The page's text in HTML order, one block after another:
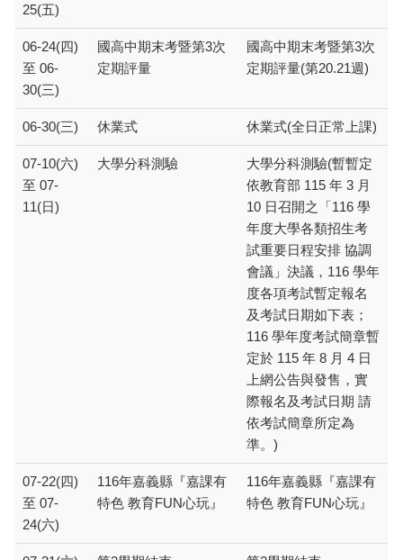
25(五)
06-24(四)
至 06-
30(三)
國高中期末考暨第3次
定期評量
國高中期末考暨第3次
定期評量(第20.21週)
06-30(三) 休業式 休業式(全日正常上課)
07-10(六)
至 07-
11(日)
大學分科測驗
大學分科測驗(暫暫定
依教育部 115 年 3 月
10 日召開之「116 學
年度大學各類招生考
試重要日程安排 協調
會議」決議，116 學年
度各項考試暫定報名
及考試日期如下表；
116 學年度考試簡章暫
定於 115 年 8 月 4 日
上網公告與發售，實
際報名及考試日期 請
依考試簡章所定為
準。)
07-22(四)
至 07-
24(六)
116年嘉義縣『嘉課有
特色 教育FUN心玩』
116年嘉義縣『嘉課有
特色 教育FUN心玩』